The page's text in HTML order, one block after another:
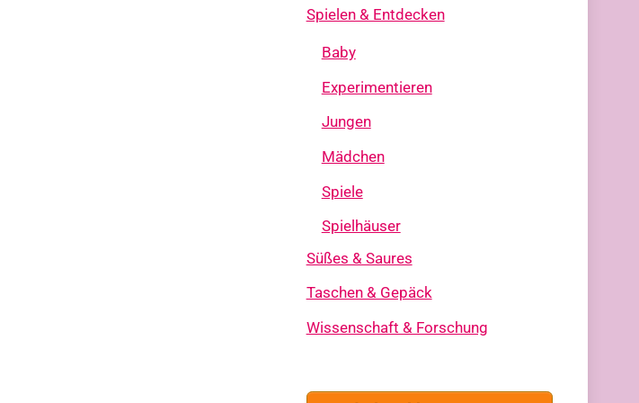
Spielen & Entdecken
Baby
Experimentieren
Jungen
Mädchen
Spiele
Spielhäuser
Süßes & Saures
Taschen & Gepäck
Wissenschaft & Forschung